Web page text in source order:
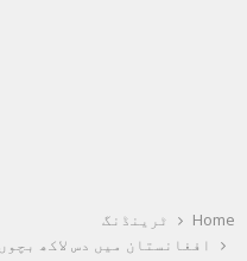
Home
ٹرینڈنگ
افغانستان میں دس لاکھ